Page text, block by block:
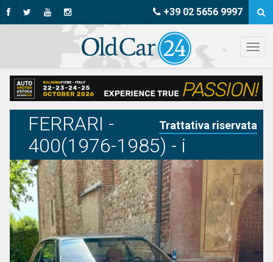
+39 02 5656 9997
Trattativa riservata
FERRARI -
400(1976-1985) - i